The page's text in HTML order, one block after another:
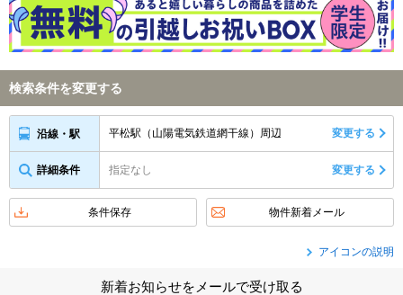
検索条件を変更する
沿線・駅 平松駅（山陽電気鉄道網干線）周辺 変更する
詳細条件 指定なし 変更する
条件保存 物件新着メール
アイコンの説明
新着お知らせをメールで受け取る